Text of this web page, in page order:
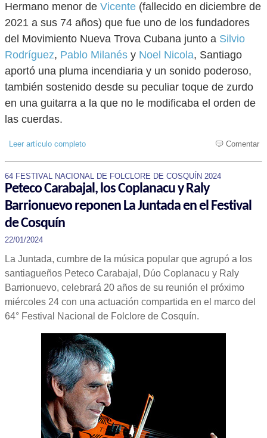
Hermano menor de Vicente (fallecido en diciembre de
2021 a sus 74 años) que fue uno de los fundadores
del Movimiento Nueva Trova Cubana junto a Silvio
Rodríguez, Pablo Milanés y Noel Nicola, Santiago
aportó una pluma incendiaria y un sonido poderoso,
también sostenido desde su peculiar toque de zurdo
en una guitarra a la que no le modificaba el orden de
las cuerdas.
Leer artículo completo Comentar
64 FESTIVAL NACIONAL DE FOLCLORE DE COSQUÍN 2024
Peteco Carabajal, los Coplanacu y Raly
Barrionuevo reponen La Juntada en el Festival
de Cosquín
22/01/2024
La Juntada, cumbre de la música popular que agrupó a los
santiagueños Peteco Carabajal, Dúo Coplanacu y Raly
Barrionuevo, celebrará 20 años de su reunión el próximo
miércoles 24 con una actuación compartida en el marco del
64° Festival Nacional de Folclore de Cosquín.